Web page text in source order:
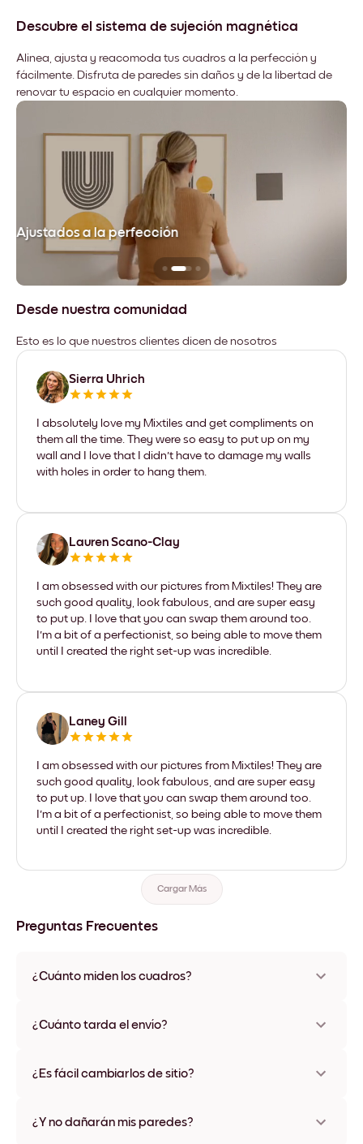
Descubre el sistema de sujeción magnética
Alinea, ajusta y reacomoda tus cuadros a la perfección y
fácilmente. Disfruta de paredes sin daños y de la libertad de
renovar tu espacio en cualquier momento.
Ajustados a la perfección
Desde nuestra comunidad
Esto es lo que nuestros clientes dicen de nosotros
Sierra Uhrich
I absolutely love my Mixtiles and get compliments on
them all the time. They were so easy to put up on my
wall and I love that I didn't have to damage my walls
with holes in order to hang them.
Lauren Scano-Clay
I am obsessed with our pictures from Mixtiles! They are
such good quality, look fabulous, and are super easy
to put up. I love that you can swap them around too.
I'm a bit of a perfectionist, so being able to move them
until I created the right set-up was incredible.
Laney Gill
I am obsessed with our pictures from Mixtiles! They are
such good quality, look fabulous, and are super easy
to put up. I love that you can swap them around too.
I'm a bit of a perfectionist, so being able to move them
until I created the right set-up was incredible.
Cargar Más
Preguntas Frecuentes
¿Cuánto miden los cuadros?
varios materiales y colores de marco, incluidas opciones sin
¿Cuánto tarda el envío?
disponibles en algunos países. Te enviaremos un número de
¿Es fácil cambiarlos de sitio?
ningún daño
¿Y no dañarán mis paredes?